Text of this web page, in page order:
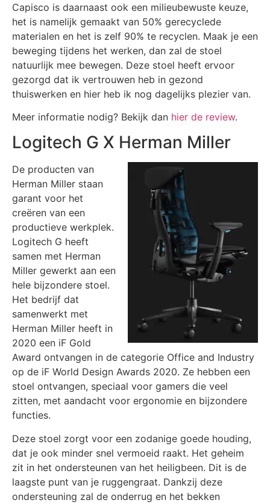
Capisco is daarnaast ook een milieubewuste keuze,
het is namelijk gemaakt van 50% gerecyclede
materialen en het is zelf 90% te recyclen. Maak je een
beweging tijdens het werken, dan zal de stoel
natuurlijk mee bewegen. Deze stoel heeft ervoor
gezorgd dat ik vertrouwen heb in gezond
thuiswerken en hier heb ik nog dagelijks plezier van.
Meer informatie nodig? Bekijk dan hier de review.
Logitech G X Herman Miller
De producten van
Herman Miller staan
garant voor het
creëren van een
productieve werkplek.
Logitech G heeft
samen met Herman
Miller gewerkt aan een
hele bijzondere stoel.
Het bedrijf dat
samenwerkt met
Herman Miller heeft in
2020 een iF Gold
Award ontvangen in de categorie Office and Industry
op de iF World Design Awards 2020. Ze hebben een
stoel ontvangen, speciaal voor gamers die veel
zitten, met aandacht voor ergonomie en bijzondere
functies.
Deze stoel zorgt voor een zodanige goede houding,
dat je ook minder snel vermoeid raakt. Het geheim
zit in het ondersteunen van het heiligbeen. Dit is de
laagste punt van je ruggengraat. Dankzij deze
ondersteuning zal de onderrug en het bekken